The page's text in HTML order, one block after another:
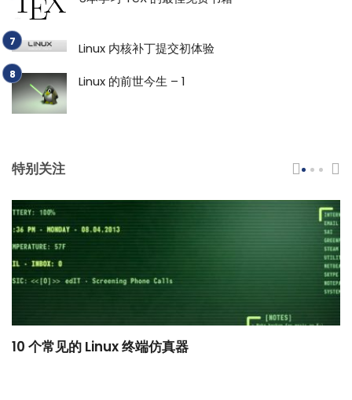
Linux 内核补丁提交初体验
Linux 的前世今生 – 1
特别关注
10 个常见的 Linux 终端仿真器